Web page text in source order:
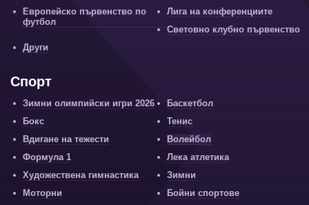
Европейско първенство по
футбол
Лига на конференциите
Световно клубно първенство
Други
Спорт
Зимни олимпийски игри 2026
Баскетбол
Бокс
Тенис
Вдигане на тежести
Волейбол
Формула 1
Лека атлетика
Художествена гимнастика
Зимни
Моторни
Бойни спортове